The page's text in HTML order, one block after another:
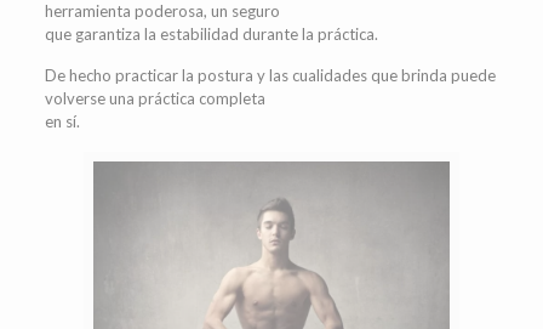
herramienta poderosa, un seguro
que garantiza la estabilidad durante la práctica.
De hecho practicar la postura y las cualidades que brinda puede
volverse una práctica completa
en sí.